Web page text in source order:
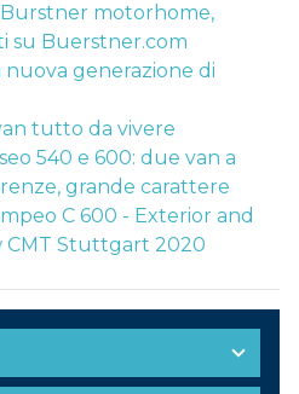
motorhome,
su Buerstner.com
generazione di
tutto da vivere
540 e 600: due van a
grande carattere
C 600 - Exterior and
CMT Stuttgart 2020